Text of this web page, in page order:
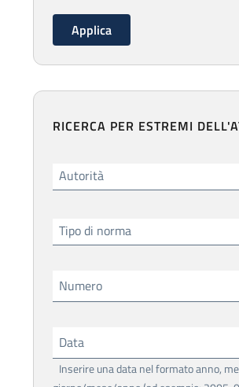
RICERCA PER ESTREMI
Autorità
Tipo di norma
Numero
Data
Inserire una data nel formato anno,